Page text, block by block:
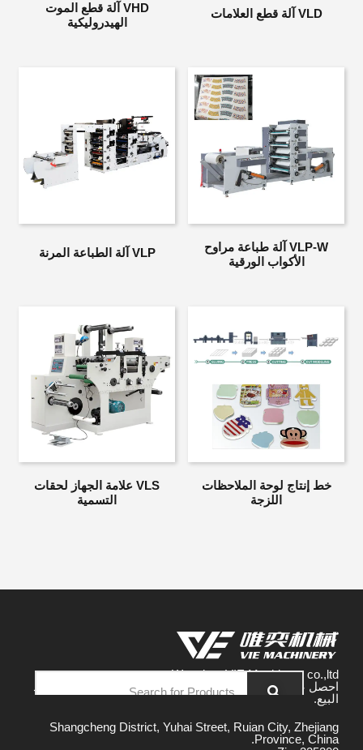
VHD آلة قطع الموت
الهيدروليكية
VLD آلة قطع العلامات
VLP آلة الطباعة المرنة
VLP-W آلة طباعة مراوح
الأكواب الورقية
VLS علامة الجهاز لحقات
التسمية
خط إنتاج لوحة الملاحظات
اللزجة
Wenzhou VIE Machinery co.,ltd
احصل على تكلفة فعالة صنع في آلة الصين دون مخاوف ما بعد
البيع.
Shangcheng District, Yuhai Street, Ruian City, Zhejiang
Province, China.